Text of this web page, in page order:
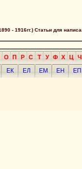
- 1916гг.) Статьи для
О П Р С Т У Ф Х Ц Ч
ЕК ЕЛ ЕМ ЕН
ЕП